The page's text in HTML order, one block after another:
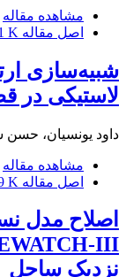
مشاهده مقاله
اصل مقاله K
لاستیکی در
داود یونسیان، حسن
مشاهده مقاله
اصل مقاله K
اصلاح مدل
نزدیک ساحل